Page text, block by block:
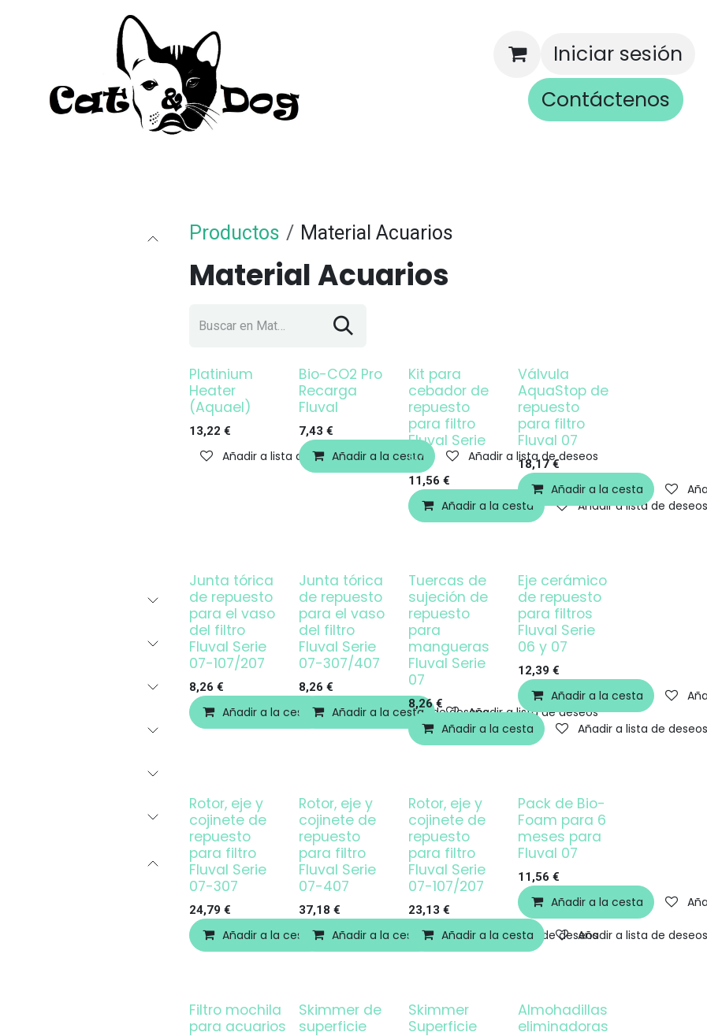
Iniciar sesión
Contáctenos
Productos Material Acuarios
Material Acuarios
¡OFERTA!
Platinium
Heater
(Aquael)
13,22 €
Añadir a lista de deseos
¡OFERTA!
Bio-CO2 Pro
Recarga
Fluval
7,43 €
Añadir a la cesta Añadir a lista de deseos
Kit para
cebador de
repuesto
para filtro
Fluval Serie
07
11,56 €
Añadir a la cesta Añadir a lista de deseos
Válvula
AquaStop de
repuesto
para filtro
Fluval 07
18,17€
Añadir a la cesta
Junta tórica
de repuesto
para el vaso
del filtro
Fluval Serie
07-107/207
8,26 €
Añadir a la cesta Añadir a lista de deseos
Junta tórica
de repuesto
para el vaso
del filtro
Fluval Serie
07-307/407
8,26 €
Añadir a la cesta Añadir a lista de deseos
Tuercas de
sujeción de
repuesto
para
mangueras
Fluval Serie
07
8,26€
Añadir a la cesta Añadir a lista de deseos
Eje cerámico
de repuesto
para filtros
Fluval Serie
06 y 07
12,39 €
Añadir a la cesta
Rotor, eje y
cojinete de
repuesto
para filtro
Fluval Serie
07-307
24,79 €
Añadir a la cesta Añadir a lista de deseos
Rotor, eje y
cojinete de
repuesto
para filtro
Fluval Serie
07-407
37,18 €
Añadir a la cesta Añadir a lista de deseos
Rotor, eje y
cojinete de
repuesto
para filtro
Fluval Serie
07-107/207
23,13 €
Añadir a la cesta Añadir a lista de deseos
Pack de Bio-
Foam para 6
meses para
Fluval 07
11,56 €
Añadir a la cesta
¡OFERTA!
Filtro mochila
para acuarios
Skimmer de
superficie
¡OFERTA!
Skimmer
Superficie
Almohadillas
eliminadoras